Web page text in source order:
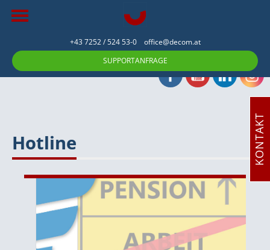
+43 7252 / 524 53-0 office@decom.at
SUPPORTANFRAGE
Hotline KONTAKT